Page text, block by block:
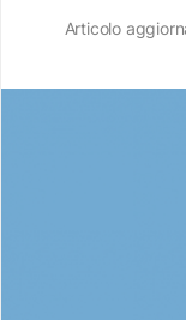
Articolo